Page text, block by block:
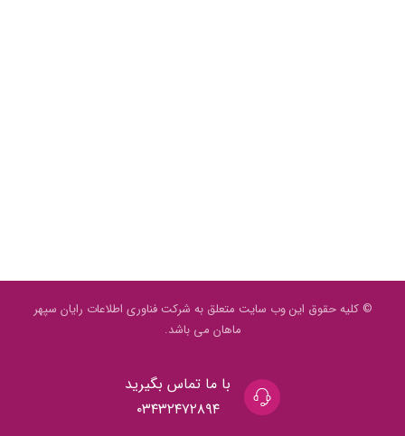
© کلیه حقوق این وب سایت متعلق به شرکت فناوری اطلاعات رایان سپهر
ماهان می باشد.
با ما تماس بگیرید
۰۳۴۳۲۴۷۲۸۹۴